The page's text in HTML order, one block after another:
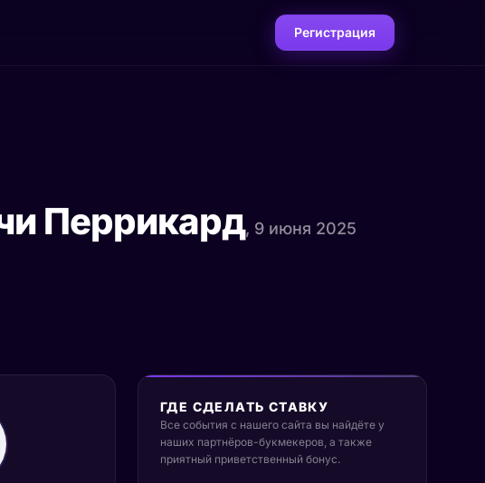
Регистрация
Перрикард, 9 июня 2025
ГДЕ СДЕЛАТЬ СТАВКУ
Все события с нашего сайта вы найдёте у
наших партнёров-букмекеров, а также
приятный приветственный бонус.